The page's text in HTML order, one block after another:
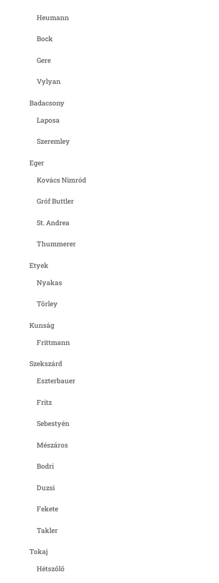
Heumann
Bock
Gere
Vylyan
Badacsony
Laposa
Szeremley
Eger
Kovács Nimród
Gróf Buttler
St. Andrea
Thummerer
Etyek
Nyakas
Törley
Kunság
Frittmann
Szekszárd
Eszterbauer
Fritz
Sebestyén
Mészáros
Bodri
Duzsi
Fekete
Takler
Tokaj
Hétszőlő